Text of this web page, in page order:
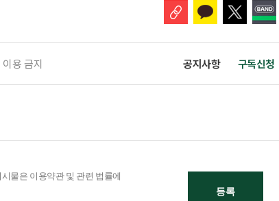
용 금지 공지사항 구독신청